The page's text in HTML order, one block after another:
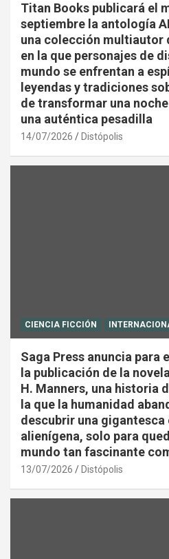
Titan Books publicará el
septiembre la antología
una colección multiautor
en la que personajes de
mundo se enfrentan a
leyendas y tradiciones
de transformar una
una auténtica pesadilla
14/07/2026 Distópolis
CIENCIA FICCIÓN
Saga Press anuncia para
la publicación de la
H. Manners, una historia
la que la humanidad
descubrir una
alienígena, solo para
mundo tan fascinante
13/07/2026 Distópolis